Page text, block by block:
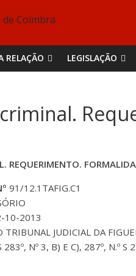
RELAÇÃO LEGISLAÇÃO
REQUERIMENTO.
91/12.1TAFIG.C1
10-2013
TRIBUNAL JUDICIAL DA
283º, Nº 3, B) E C), 287º, N.º S